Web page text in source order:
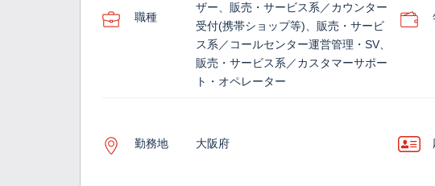
職種
ザー、販売・サービス系／カウンター
受付(携帯ショップ等)、販売・サービ
ス系／コールセンター運営管理・SV、
販売・サービス系／カスタマーサポー
ト・オペレーター
勤務地 大阪府